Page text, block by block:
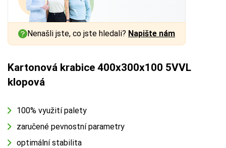
Nenašli jste, co jste hledali? Napište nám
Kartonová krabice 400x300x100 5VVL
klopová
100% využití palety
zaručené pevnostní parametry
optimální stabilita